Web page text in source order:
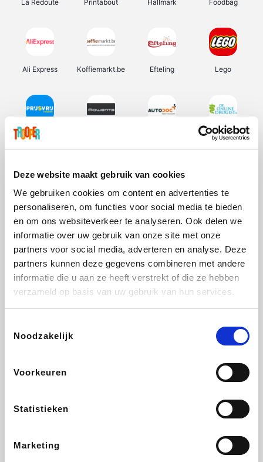
Deze website maakt gebruik van cookies
We gebruiken cookies om content en advertenties te
personaliseren, om functies voor social media te bieden
en om ons websiteverkeer te analyseren. Ook delen we
informatie over uw gebruik van onze site met onze
partners voor social media, adverteren en analyse. Deze
partners kunnen deze gegevens combineren met andere
informatie die u aan ze heeft verstrekt of die ze hebben
verzameld op basis van uw gebruik van hun services.
Noodzakelijk
Voorkeuren
Statistieken
Marketing
La Redoute Printabout Hallmark Foodbag
Ali Express Koffiemarkt.be Efteling Lego
Prijsvrij De Online Drogist
Vidaxl Lampenlicht.be Adidas Hotels.com
DectDirect
Brussels Airlines
ZEB Get Your Guide